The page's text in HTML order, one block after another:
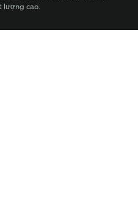
lượng cao.